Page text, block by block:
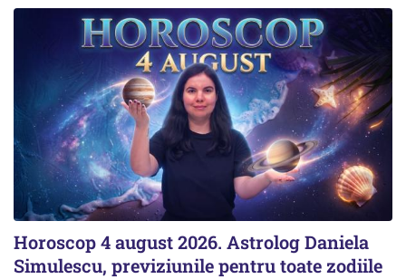
Horoscop 4 august 2026. Astrolog Daniela
Simulescu, previziunile pentru toate zodiile